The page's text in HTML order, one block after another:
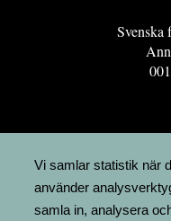
Svenska
Vi samlar statistik när
använder
samla in, analysera